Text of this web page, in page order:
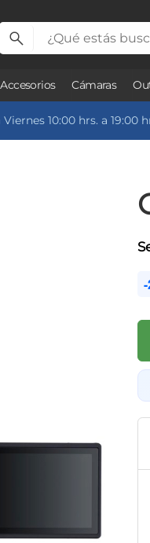
Accesorios Cámaras
10:00 hrs. a 19:00